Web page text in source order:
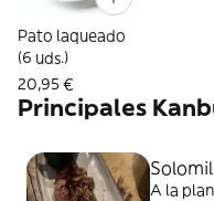
Pato laqueado
(6 uds.)
20,95 €
Principales
A la